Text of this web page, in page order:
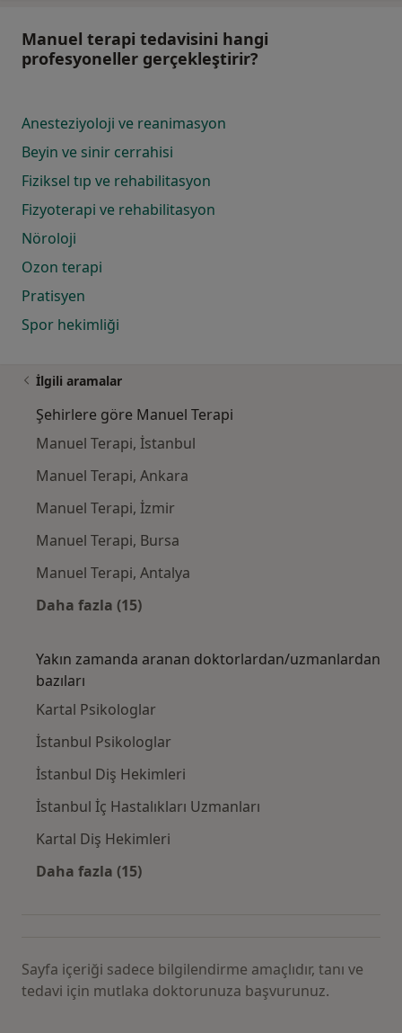
Manuel terapi tedavisini hangi
profesyoneller gerçekleştirir?
Anesteziyoloji ve reanimasyon
Beyin ve sinir cerrahisi
Fiziksel tıp ve rehabilitasyon
Fizyoterapi ve rehabilitasyon
Nöroloji
Ozon terapi
Pratisyen
Spor hekimliği
İlgili aramalar
Şehirlere göre Manuel Terapi
Manuel Terapi, İstanbul
Manuel Terapi, Ankara
Manuel Terapi, İzmir
Manuel Terapi, Bursa
Manuel Terapi, Antalya
Daha fazla (15)
Yakın zamanda aranan doktorlardan/uzmanlardan
bazıları
Kartal Psikologlar
İstanbul Psikologlar
İstanbul Diş Hekimleri
İstanbul İç Hastalıkları Uzmanları
Kartal Diş Hekimleri
Daha fazla (15)
Sayfa içeriği sadece bilgilendirme amaçlıdır, tanı ve
tedavi için mutlaka doktorunuza başvurunuz.